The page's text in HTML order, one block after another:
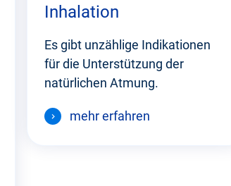
Inhalation
Es gibt unzählige Indikationen
für die Unterstützung der
natürlichen Atmung.
mehr erfahren